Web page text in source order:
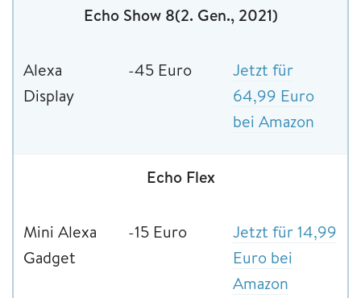
Echo Show 8(2. Gen., 2021)
Alexa
Display
-45 Euro
Jetzt für
64,99 Euro
bei Amazon
Echo Flex
Mini Alexa
Gadget
-15 Euro
Jetzt für 14,99
Euro bei
Amazon